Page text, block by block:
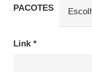
PACOTES
Link *